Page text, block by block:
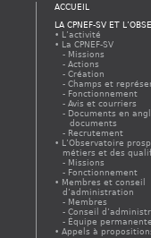
ACCUEIL
LA CPNEF-SV ET
L’activité
La CPNEF-SV
Missions
Actions
Création
Champs et
Fonctionnement
Avis et courriers
Documents en
documents
Recrutement
L’Observatoire
métiers et des
Missions
Fonctionnement
Membres et conseil
d’administration
Membres
Conseil
Équipe permanente
Appels à